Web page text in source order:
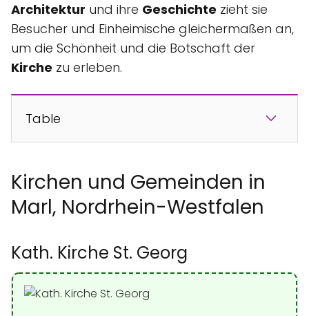
Architektur und ihre Geschichte zieht sie
Besucher und Einheimische gleichermaßen an,
um die Schönheit und die Botschaft der
Kirche zu erleben.
Table
Kirchen und Gemeinden in
Marl, Nordrhein-Westfalen
Kath. Kirche St. Georg